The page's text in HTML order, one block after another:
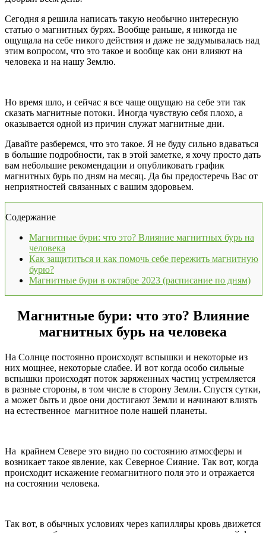
Сегодня я решила написать такую необычно интересную
статью о магнитных бурях. Вообще раньше, я никогда не
ощущала на себе никого действия и даже не задумывалась над
этим вопросом, что это такое и вообще как они влияют на
человека и на нашу Землю.
Но время шло, и сейчас я все чаще ощущаю на себе эти так
сказать магнитные потоки. Иногда чувствую себя плохо, а
оказывается одной из причин служат магнитные дни.
Давайте разберемся, что это такое. Я не буду сильно вдаваться
в большие подробности, так в этой заметке, я хочу просто дать
вам небольшие рекомендации и опубликовать график
магнитных бурь по дням на месяц. Да бы предостеречь Вас от
неприятностей связанных с вашим здоровьем.
Содержание
Магнитные бури: что это? Влияние магнитных бурь на
человека
Как защититься и как помочь себе пережить магнитную
бурю?
Магнитные бури в октябре 2023 (расписание по дням)
Магнитные бури: что это? Влияние
магнитных бурь на человека
На Солнце постоянно происходят вспышки и некоторые из
них мощнее, некоторые слабее. И вот когда особо сильные
вспышки происходят поток заряженных частиц устремляется
в разные стороны, в том числе в сторону Земли. Спустя сутки,
а может быть и двое они достигают Земли и начинают влиять
на естественное магнитное поле нашей планеты.
На крайнем Севере это видно по состоянию атмосферы и
возникает такое явление, как Северное Сияние. Так вот, когда
происходит искажение геомагнитного поля это и отражается
на состоянии человека.
Так вот, в обычных условиях через капилляры кровь движется